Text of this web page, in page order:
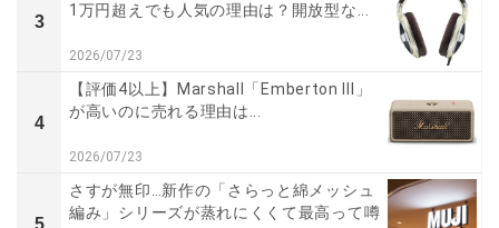
3
1万円超えでも人気の理由は？開放型な...
2026/07/23
4
【評価4以上】Marshall「Emberton III」
が高いのに売れる理由は...
2026/07/23
5
さすが無印…新作の「さらっと綿メッシュ
編み」シリーズが蒸れにくくて最高って噂